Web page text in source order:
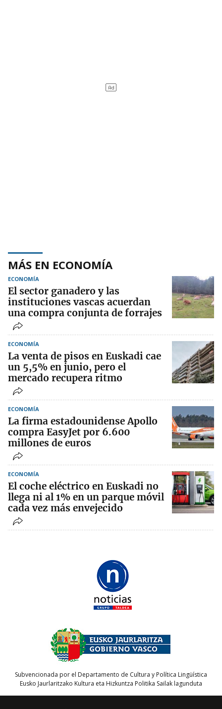
MÁS EN ECONOMÍA
ECONOMÍA
El sector ganadero y las
instituciones vascas acuerdan
una compra conjunta de forrajes
ECONOMÍA
La venta de pisos en Euskadi cae
un 5,5% en junio, pero el
mercado recupera ritmo
ECONOMÍA
La firma estadounidense Apollo
compra EasyJet por 6.600
millones de euros
ECONOMÍA
El coche eléctrico en Euskadi no
llega ni al 1% en un parque móvil
cada vez más envejecido
Subvencionada por el Departamento de Cultura y Política Lingüística
Eusko Jaurlaritzako Kultura eta Hizkuntza Politika Sailak lagunduta